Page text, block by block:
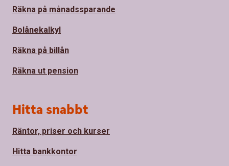
Räkna på månadssparande
Bolånekalkyl
Räkna på billån
Räkna ut pension
Hitta snabbt
Räntor, priser och kurser
Hitta bankkontor